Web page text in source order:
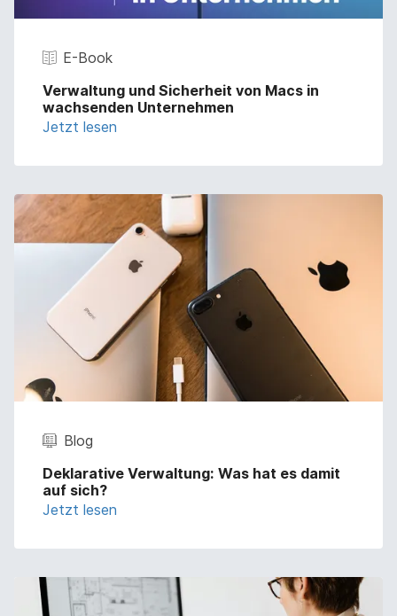
E-Book
Verwaltung und Sicherheit von Macs in
wachsenden Unternehmen
Jetzt lesen
Blog
Deklarative Verwaltung: Was hat es damit
auf sich?
Jetzt lesen